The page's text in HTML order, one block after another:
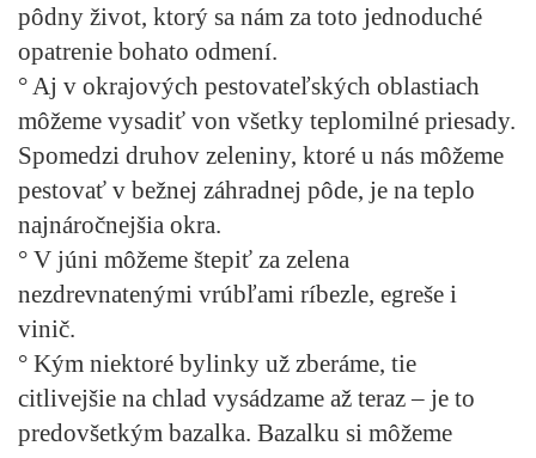
pôdny život, ktorý sa nám za toto jednoduché
opatrenie bohato odmení.
° Aj v okrajových pestovateľských oblastiach
môžeme vysadiť von všetky teplomilné priesady.
Spomedzi druhov zeleniny, ktoré u nás môžeme
pestovať v bežnej záhradnej pôde, je na teplo
najnáročnejšia okra.
° V júni môžeme štepiť za zelena
nezdrevnatenými vrúbľami ríbezle, egreše i
vinič.
° Kým niektoré bylinky už zberáme, tie
citlivejšie na chlad vysádzame až teraz – je to
predovšetkým bazalka. Bazalku si môžeme